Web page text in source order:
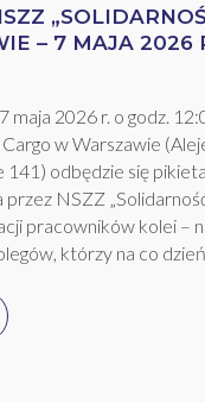
– 7 MAJA 2026
maja 2026 r. o godz.
w Warszawie
141) odbędzie się pikieta
przez NSZZ
pracowników kolei –
którzy na co